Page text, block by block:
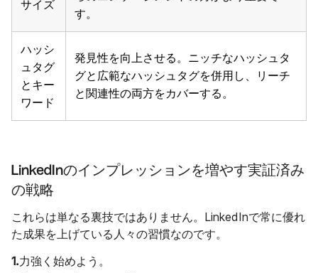
サイズ
す。
ハッシ
ュタグ
とキー
ワード
発見性を向上させる。ニッチなハッシュタ
グと広範なハッシュタグを併用し、リーチ
と関連性の両方をカバーする。
LinkedInのインプレッションを増やす実証済み
の戦略
これらは単なる裏技ではありません。LinkedInで常に優れ
た成果を上げている人々の習慣なのです。
1.力強く始めよう。